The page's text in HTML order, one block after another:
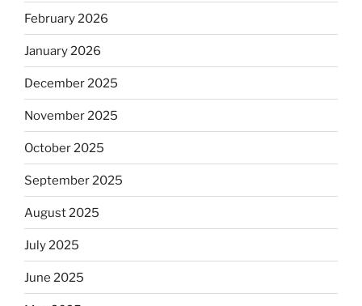
February 2026
January 2026
December 2025
November 2025
October 2025
September 2025
August 2025
July 2025
June 2025